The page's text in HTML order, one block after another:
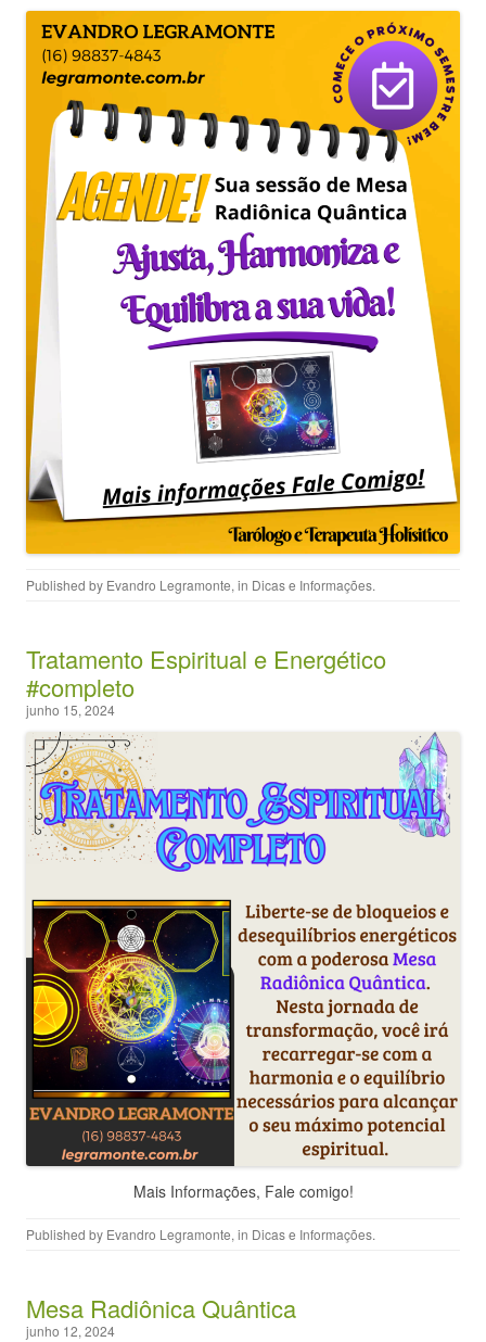
Published by Evandro Legramonte, in Dicas e Informações.
Tratamento Espiritual e Energético
#completo
junho 15, 2024
Mais Informações, Fale comigo!
Published by Evandro Legramonte, in Dicas e Informações.
Mesa Radiônica Quântica
junho 12, 2024